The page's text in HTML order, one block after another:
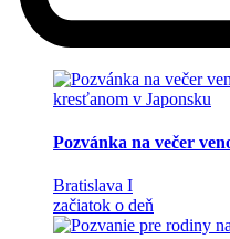
Pozvánka na večer
Bratislava I
začiatok o deň